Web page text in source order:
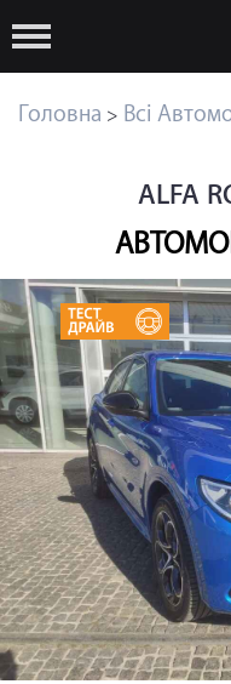
Головна > Всі
ALFA